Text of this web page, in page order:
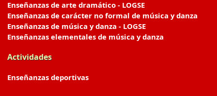
Enseñanzas de arte dramático - LOGSE
Enseñanzas de carácter no formal de música y danza
Enseñanzas de música y danza - LOGSE
Enseñanzas elementales de música y danza
Actividades
Enseñanzas deportivas